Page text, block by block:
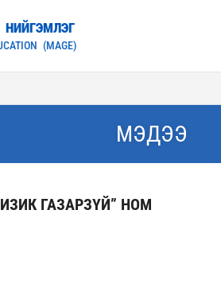
(MAGE)
МЭДЭЭ
ГАЗАРЗҮЙ” НОМ